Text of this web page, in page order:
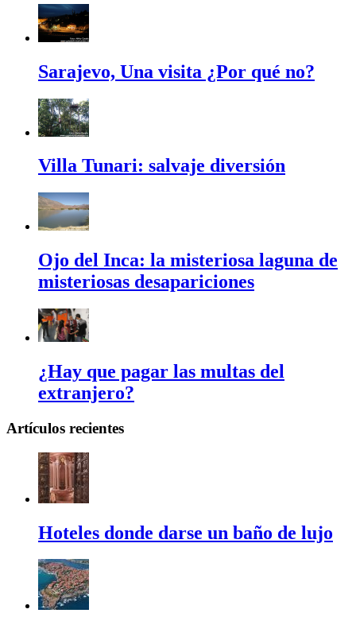
Sarajevo, Una visita ¿Por qué no?
Villa Tunari: salvaje diversión
Ojo del Inca: la misteriosa laguna de
misteriosas desapariciones
¿Hay que pagar las multas del
extranjero?
Artículos recientes
Hoteles donde darse un baño de lujo